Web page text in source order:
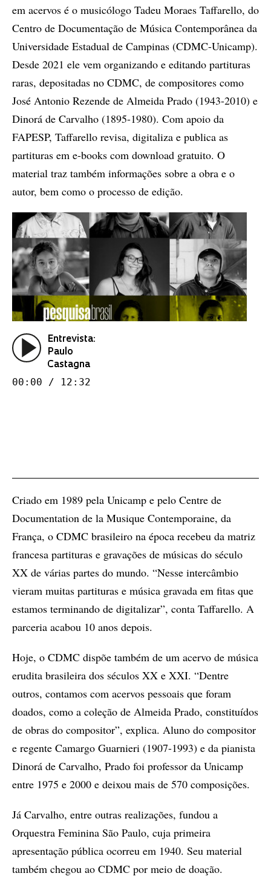
em acervos é o musicólogo Tadeu Moraes Taffarello, do
Centro de Documentação de Música Contemporânea da
Universidade Estadual de Campinas (CDMC-Unicamp).
Desde 2021 ele vem organizando e editando partituras
raras, depositadas no CDMC, de compositores como
José Antonio Rezende de Almeida Prado (1943-2010) e
Dinorá de Carvalho (1895-1980). Com apoio da
FAPESP, Taffarello revisa, digitaliza e publica as
partituras em e-books com download gratuito. O
material traz também informações sobre a obra e o
autor, bem como o processo de edição.
Entrevista:
Paulo
Castagna
00:00 / 12:32
Criado em 1989 pela Unicamp e pelo Centre de
Documentation de la Musique Contemporaine, da
França, o CDMC brasileiro na época recebeu da matriz
francesa partituras e gravações de músicas do século
XX de várias partes do mundo. “Nesse intercâmbio
vieram muitas partituras e música gravada em fitas que
estamos terminando de digitalizar”, conta Taffarello. A
parceria acabou 10 anos depois.
Hoje, o CDMC dispõe também de um acervo de música
erudita brasileira dos séculos XX e XXI. “Dentre
outros, contamos com acervos pessoais que foram
doados, como a coleção de Almeida Prado, constituídos
de obras do compositor”, explica. Aluno do compositor
e regente Camargo Guarnieri (1907-1993) e da pianista
Dinorá de Carvalho, Prado foi professor da Unicamp
entre 1975 e 2000 e deixou mais de 570 composições.
Já Carvalho, entre outras realizações, fundou a
Orquestra Feminina São Paulo, cuja primeira
apresentação pública ocorreu em 1940. Seu material
também chegou ao CDMC por meio de doação.